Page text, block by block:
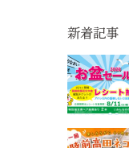
新着記事